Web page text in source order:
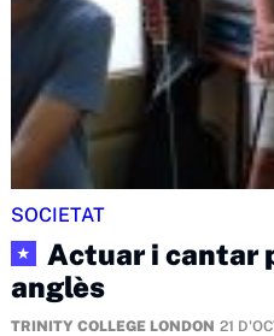
SOCIETAT
★
Actuar i cantar
anglès
TRINITY COLLEGE LONDON 21